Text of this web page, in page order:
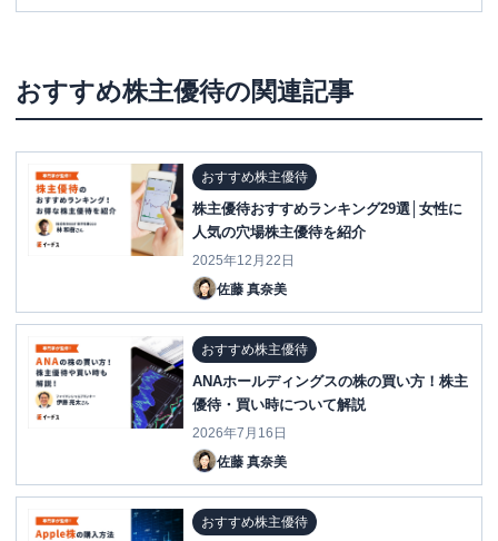
おすすめ株主優待の関連記事
おすすめ株主優待
株主優待おすすめランキング29選│女性に
人気の穴場株主優待を紹介
2025年12月22日
佐藤 真奈美
おすすめ株主優待
ANAホールディングスの株の買い方！株主
優待・買い時について解説
2026年7月16日
佐藤 真奈美
おすすめ株主優待